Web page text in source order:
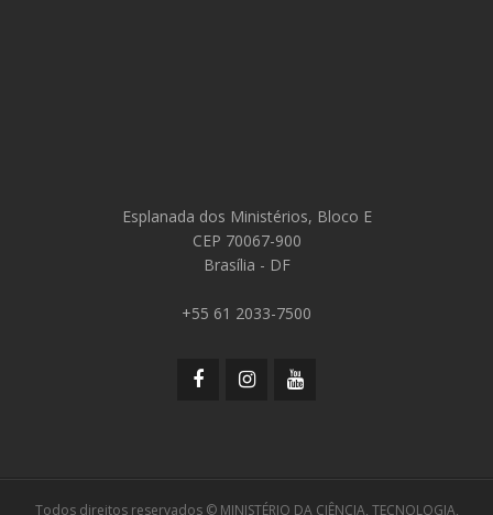
Esplanada dos Ministérios, Bloco E
CEP 70067-900
Brasília - DF
+55 61 2033-7500
Todos direitos reservados © MINISTÉRIO DA CIÊNCIA, TECNOLOGIA,